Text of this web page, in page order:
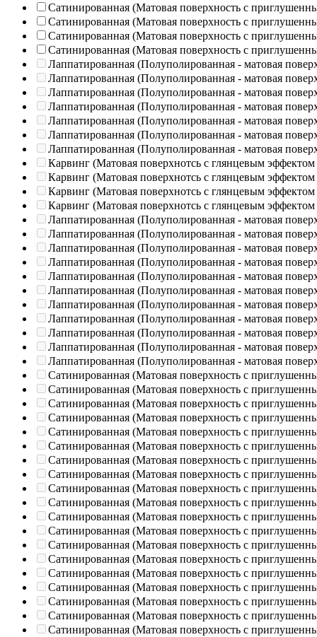
Сатинированная (Матовая поверхность с
Сатинированная (Матовая поверхность с
Сатинированная (Матовая поверхность с
Сатинированная (Матовая поверхность с
Лаппатированная (Полуполированная - матовая
Лаппатированная (Полуполированная - матовая
Лаппатированная (Полуполированная - матовая
Лаппатированная (Полуполированная - матовая
Лаппатированная (Полуполированная - матовая
Лаппатированная (Полуполированная - матовая
Лаппатированная (Полуполированная - матовая
Карвинг (Матовая поверхнотсь с глянцевым эффектом
Карвинг (Матовая поверхнотсь с глянцевым эффектом
Карвинг (Матовая поверхнотсь с глянцевым эффектом
Карвинг (Матовая поверхнотсь с глянцевым эффектом
Лаппатированная (Полуполированная - матовая
Лаппатированная (Полуполированная - матовая
Лаппатированная (Полуполированная - матовая
Лаппатированная (Полуполированная - матовая
Лаппатированная (Полуполированная - матовая
Лаппатированная (Полуполированная - матовая
Лаппатированная (Полуполированная - матовая
Лаппатированная (Полуполированная - матовая
Лаппатированная (Полуполированная - матовая
Лаппатированная (Полуполированная - матовая
Лаппатированная (Полуполированная - матовая
Сатинированная (Матовая поверхность с
Сатинированная (Матовая поверхность с
Сатинированная (Матовая поверхность с
Сатинированная (Матовая поверхность с
Сатинированная (Матовая поверхность с
Сатинированная (Матовая поверхность с
Сатинированная (Матовая поверхность с
Сатинированная (Матовая поверхность с
Сатинированная (Матовая поверхность с
Сатинированная (Матовая поверхность с
Сатинированная (Матовая поверхность с
Сатинированная (Матовая поверхность с
Сатинированная (Матовая поверхность с
Сатинированная (Матовая поверхность с
Сатинированная (Матовая поверхность с
Сатинированная (Матовая поверхность с
Сатинированная (Матовая поверхность с
Сатинированная (Матовая поверхность с
Сатинированная (Матовая поверхность с